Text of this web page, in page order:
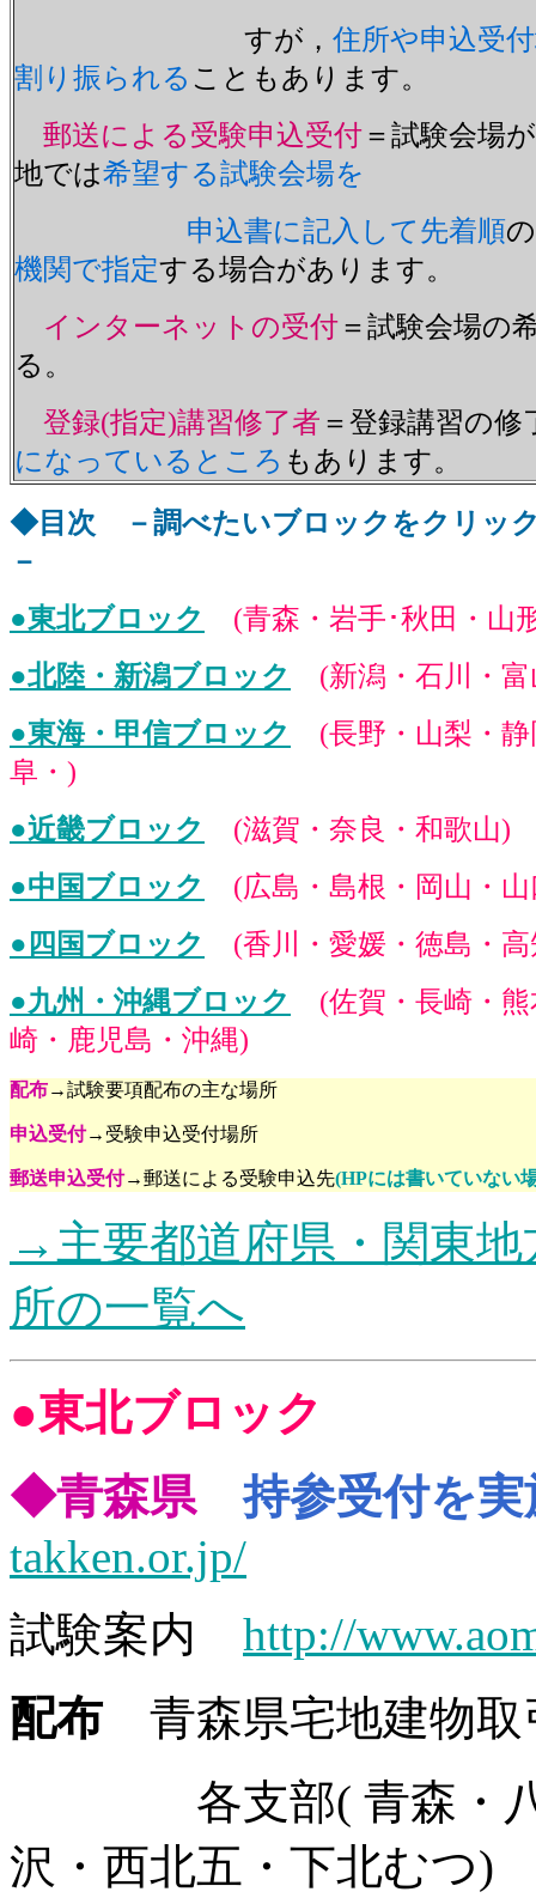
すが， 住所や申込受
割り振られる こともあります。
郵送による受験申込受付＝試験会場
地では希望する試験会場を
申込書に記入して先着順
機関で指定する場合があります。
インターネットの受付＝試験会場の
る。
登録(指定)講習修了者 ＝登録講習の修
になっているところ もあります。
◆目次 －調べたいブロックをクリッ
－
●東北ブロック
(青森・岩手･秋田・山
●北陸・新潟ブロック
(新潟・石川・
●東海・甲信ブロック
(長野・山梨・
阜・)
●近畿ブロック
(滋賀・奈良・和歌山)
●中国ブロック
(広島・島根・岡山・
●四国ブロック
(香川・愛媛・徳島・高
●九州・沖縄ブロック
(佐賀・長崎・
崎・鹿児島・沖縄)
配布→試験要項配布の主な場所
申込受付→受験申込受付場所
郵送申込受付→郵送による受験申込先(HPには書いていない
→主要都道府県・関東
所の一覧へ
●東北ブロック
◆青森県持参受付を
takken.or.jp/
試験案内 http://
配布青森県宅地建物取
各支部( 青森・八戸
沢・西北五・下北むつ)